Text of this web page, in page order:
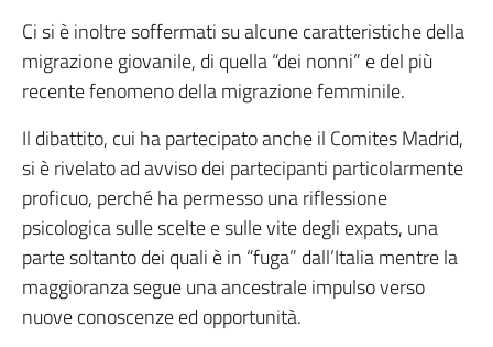
Ci si è inoltre soffermati su alcune caratteristiche della
migrazione giovanile, di quella “dei nonni” e del più
recente fenomeno della migrazione femminile.
Il dibattito, cui ha partecipato anche il Comites Madrid,
si è rivelato ad avviso dei partecipanti particolarmente
proficuo, perché ha permesso una riflessione
psicologica sulle scelte e sulle vite degli expats, una
parte soltanto dei quali è in “fuga” dall’Italia mentre la
maggioranza segue una ancestrale impulso verso
nuove conoscenze ed opportunità.